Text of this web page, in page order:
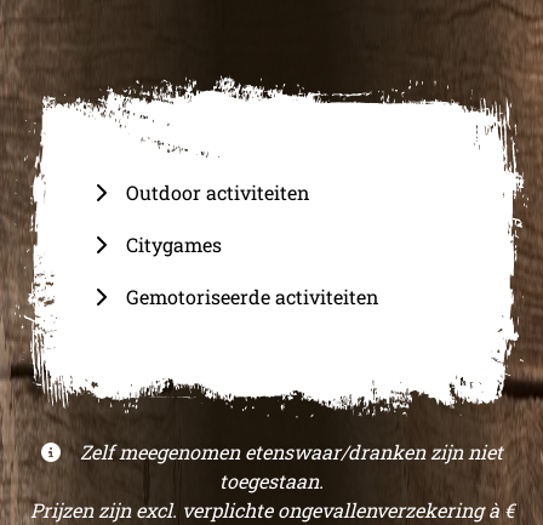
Outdoor activiteiten
Citygames
Gemotoriseerde activiteiten
Zelf meegenomen etenswaar/dranken zijn niet
toegestaan.
Prijzen zijn excl. verplichte ongevallenverzekering à €